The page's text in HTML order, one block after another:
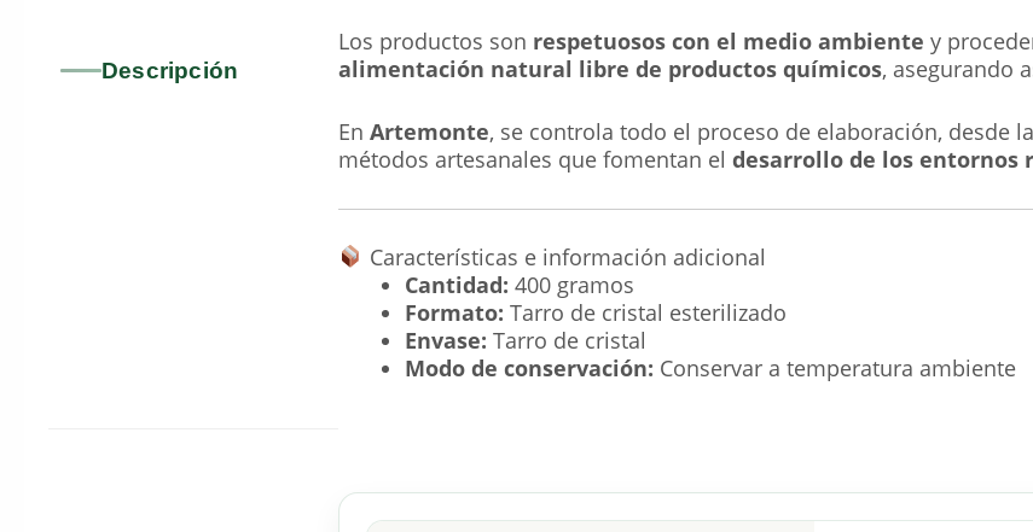
Descripción
Los productos son respetuosos con el medio ambiente y
alimentación natural libre de productos químicos, asegurando
En Artemonte, se controla todo el proceso de elaboración, desde
métodos artesanales que fomentan el desarrollo de los entornos
Características e información adicional
Cantidad: 400 gramos
Formato: Tarro de cristal esterilizado
Envase: Tarro de cristal
Modo de conservación: Conservar a temperatura ambiente